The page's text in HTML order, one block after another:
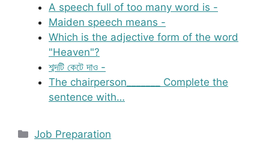
A speech full of too many word is -
Maiden speech means -
Which is the adjective form of the word
"Heaven"?
শব্দটি কেটে দাও -
The chairperson_______ Complete the
sentence with…
Categories
Job Preparation